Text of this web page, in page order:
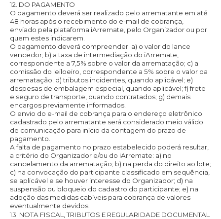
12. DO PAGAMENTO
O pagamento deverá ser realizado pelo arrematante em até
48 horas após o recebimento do e-mail de cobrança,
enviado pela plataforma iArremate, pelo Organizador ou por
quem estes indicarem.
O pagamento deverá compreender: a) o valor do lance
vencedor; b) a taxa de intermediação do iArremate,
correspondente a 7,5% sobre o valor da arrematação; c) a
comissão do leiloeiro, correspondente a 5% sobre o valor da
arrematação; d) tributos incidentes, quando aplicável; e)
despesas de embalagem especial, quando aplicável; f) frete
e seguro de transporte, quando contratados; g) demais
encargos previamente informados.
O envio do e-mail de cobrança para o endereço eletrônico
cadastrado pelo arrematante será considerado meio válido
de comunicação para início da contagem do prazo de
pagamento.
A falta de pagamento no prazo estabelecido poderá resultar,
a critério do Organizador e/ou do iArremate: a) no
cancelamento da arrematação; b) na perda do direito ao lote;
c) na convocação do participante classificado em sequência,
se aplicável e se houver interesse do Organizador; d) na
suspensão ou bloqueio do cadastro do participante; e) na
adoção das medidas cabíveis para cobrança de valores
eventualmente devidos.
13. NOTA FISCAL, TRIBUTOS E REGULARIDADE DOCUMENTAL